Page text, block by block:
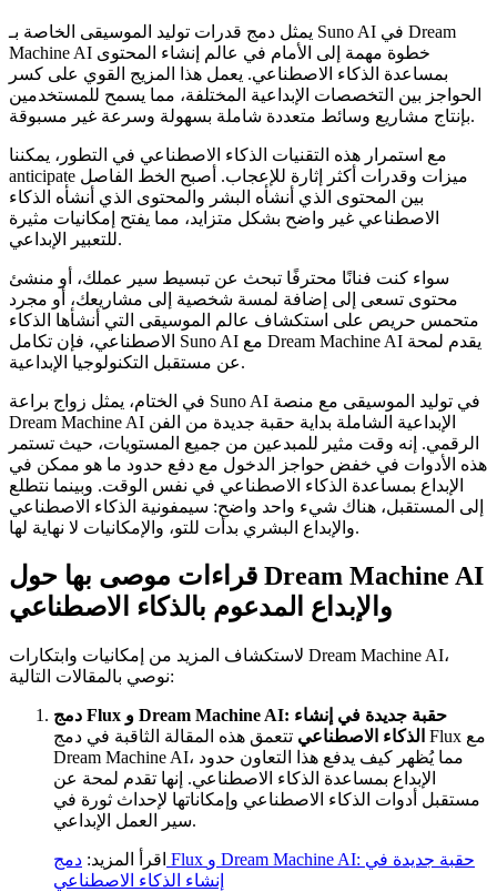
يمثل دمج قدرات توليد الموسيقى الخاصة بـ Suno AI في Dream
Machine AI خطوة مهمة إلى الأمام في عالم إنشاء المحتوى
بمساعدة الذكاء الاصطناعي. يعمل هذا المزيج القوي على كسر
الحواجز بين التخصصات الإبداعية المختلفة، مما يسمح للمستخدمين
بإنتاج مشاريع وسائط متعددة شاملة بسهولة وسرعة غير مسبوقة.
مع استمرار هذه التقنيات الذكاء الاصطناعي في التطور، يمكننا
anticipate ميزات وقدرات أكثر إثارة للإعجاب. أصبح الخط الفاصل
بين المحتوى الذي أنشأه البشر والمحتوى الذي أنشأه الذكاء
الاصطناعي غير واضح بشكل متزايد، مما يفتح إمكانيات مثيرة
للتعبير الإبداعي.
سواء كنت فنانًا محترفًا تبحث عن تبسيط سير عملك، أو منشئ
محتوى تسعى إلى إضافة لمسة شخصية إلى مشاريعك، أو مجرد
متحمس حريص على استكشاف عالم الموسيقى التي أنشأها الذكاء
الاصطناعي، فإن تكامل Suno AI مع Dream Machine AI يقدم لمحة
عن مستقبل التكنولوجيا الإبداعية.
في الختام، يمثل زواج براعة Suno AI في توليد الموسيقى مع منصة
Dream Machine AI الإبداعية الشاملة بداية حقبة جديدة من الفن
الرقمي. إنه وقت مثير للمبدعين من جميع المستويات، حيث تستمر
هذه الأدوات في خفض حواجز الدخول مع دفع حدود ما هو ممكن في
الإبداع بمساعدة الذكاء الاصطناعي في نفس الوقت. وبينما نتطلع
إلى المستقبل، هناك شيء واحد واضح: سيمفونية الذكاء الاصطناعي
والإبداع البشري بدأت للتو، والإمكانيات لا نهاية لها.
قراءات موصى بها حول Dream Machine AI
والإبداع المدعوم بالذكاء الاصطناعي
لاستكشاف المزيد من إمكانيات وابتكارات Dream Machine AI،
نوصي بالمقالات التالية:
دمج Flux و Dream Machine AI: حقبة جديدة في إنشاء
الذكاء الاصطناعي تتعمق هذه المقالة الثاقبة في دمج Flux مع
Dream Machine AI، مما يُظهر كيف يدفع هذا التعاون حدود
الإبداع بمساعدة الذكاء الاصطناعي. إنها تقدم لمحة عن
مستقبل أدوات الذكاء الاصطناعي وإمكاناتها لإحداث ثورة في
سير العمل الإبداعي.
اقرأ المزيد: دمج Flux و Dream Machine AI: حقبة جديدة في
إنشاء الذكاء الاصطناعي